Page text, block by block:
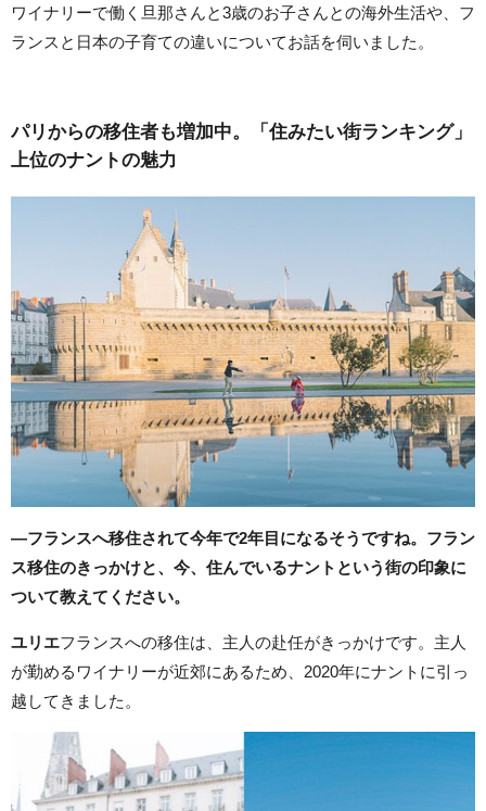
ワイナリーで働く旦那さんと3歳のお子さんとの海外生活や、フ
ランスと日本の子育ての違いについてお話を伺いました。
パリからの移住者も増加中。「住みたい街ランキング」
上位のナントの魅力
―フランスへ移住されて今年で2年目になるそうですね。フラン
ス移住のきっかけと、今、住んでいるナントという街の印象に
ついて教えてください。
ユリエフランスへの移住は、主人の赴任がきっかけです。主人
が勤めるワイナリーが近郊にあるため、2020年にナントに引っ
越してきました。